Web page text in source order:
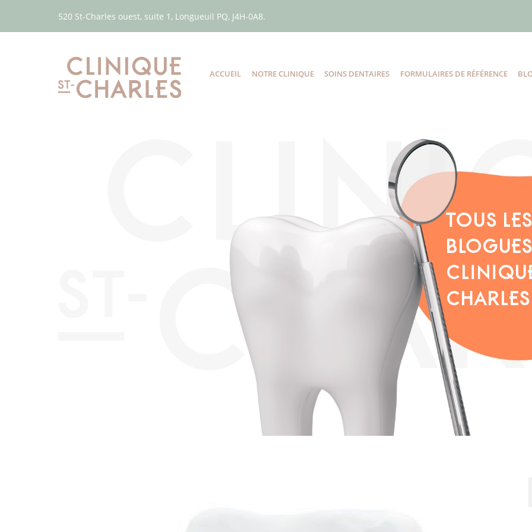
520 St-Charles ouest, suite 1, Longueuil PQ, J4H-0A8.
ACCUEIL NOTRE CLINIQUE SOINS DENTAIRES FORMULAIRES DE RÉFÉRENCE
TOUS
CHARLES